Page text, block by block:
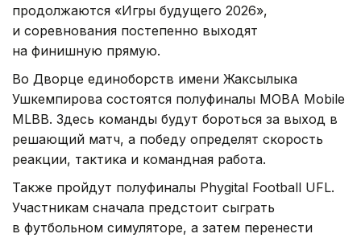
продолжаются «Игры будущего 2026»,
и соревнования постепенно выходят
на финишную прямую.
Во Дворце единоборств имени Жаксылыка
Ушкемпирова состоятся полуфиналы MOBA Mobile
MLBB. Здесь команды будут бороться за выход в
решающий матч, а победу определят скорость
реакции, тактика и командная работа.
Также пройдут полуфиналы Phygital Football UFL.
Участникам сначала предстоит сыграть
в футбольном симуляторе, а затем перенести